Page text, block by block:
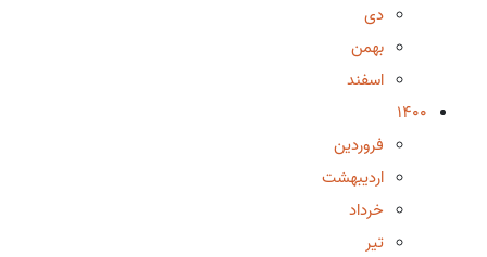
دی
بهمن
اسفند
1400
فروردین
اردیبهشت
خرداد
تیر